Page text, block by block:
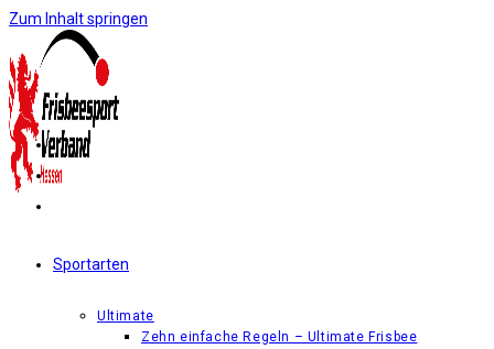
Zum Inhalt springen
Sportarten
Ultimate
Zehn einfache Regeln – Ultimate Frisbee